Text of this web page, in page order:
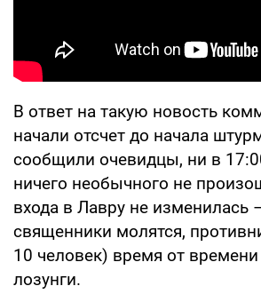
В ответ на такую новость
начали отсчет до начала
сообщили очевидцы, ни в
ничего необычного не
входа в Лавру не изменилась
священники молятся,
10 человек) время от
лозунги.